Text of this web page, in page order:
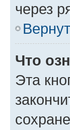
через
Что
Эта